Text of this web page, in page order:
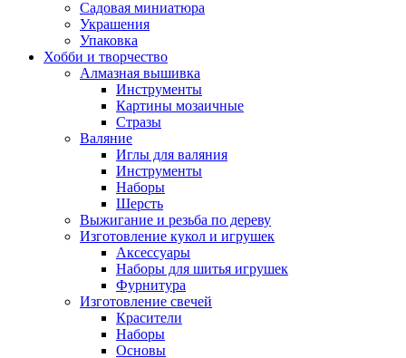
Садовая миниатюра
Украшения
Упаковка
Хобби и творчество
Алмазная вышивка
Инструменты
Картины мозаичные
Стразы
Валяние
Иглы для валяния
Инструменты
Наборы
Шерсть
Выжигание и резьба по дереву
Изготовление кукол и игрушек
Аксессуары
Наборы для шитья игрушек
Фурнитура
Изготовление свечей
Красители
Наборы
Основы